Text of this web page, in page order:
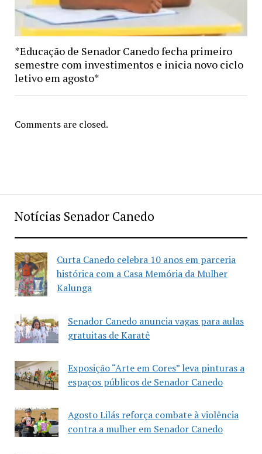
Notícias Senador Canedo
Curta Canedo celebra 10 anos em parceria
histórica com a Casa Memória da Mulher
Kalunga
Senador Canedo anuncia vagas para aulas
gratuitas de Karatê
Exposição “Arte em Cores” leva pinturas a
espaços públicos de Senador Canedo
Agosto Lilás reforça combate à violência
contra a mulher em Senador Canedo
*Educação de Senador Canedo fecha primeiro
semestre com investimentos e inicia novo ciclo
letivo em agosto*
Comments are closed.